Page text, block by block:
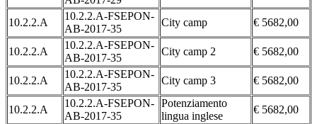
10.2.2.A
10.2.2.A-FSEPON-
AB-2017-35
City camp € 5682,00
10.2.2.A
10.2.2.A-FSEPON-
AB-2017-35
City camp 2 € 5682,00
10.2.2.A
10.2.2.A-FSEPON-
AB-2017-35
City camp 3 € 5682,00
10.2.2.A
10.2.2.A-FSEPON-
AB-2017-35
Potenziamento
lingua inglese
€ 5682,00